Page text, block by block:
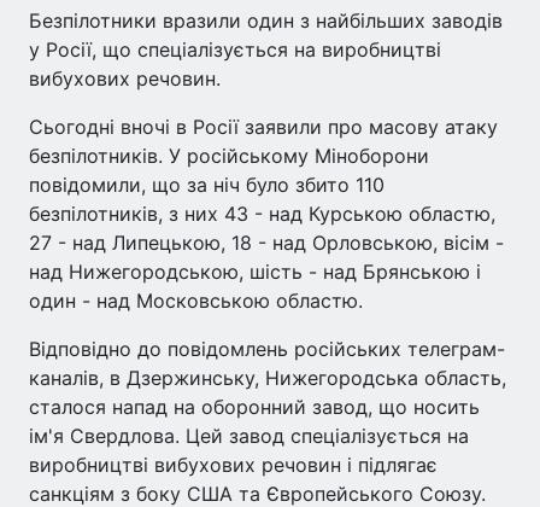
Безпілотники вразили один з найбільших заводів
у Росії, що спеціалізується на виробництві
вибухових речовин.
Сьогодні вночі в Росії заявили про масову атаку
безпілотників. У російському Міноборони
повідомили, що за ніч було збито 110
безпілотників, з них 43 - над Курською областю,
27 - над Липецькою, 18 - над Орловською, вісім -
над Нижегородською, шість - над Брянською і
один - над Московською областю.
Відповідно до повідомлень російських телеграм-
каналів, в Дзержинську, Нижегородська область,
сталося напад на оборонний завод, що носить
ім'я Свердлова. Цей завод спеціалізується на
виробництві вибухових речовин і підлягає
санкціям з боку США та Європейського Союзу.